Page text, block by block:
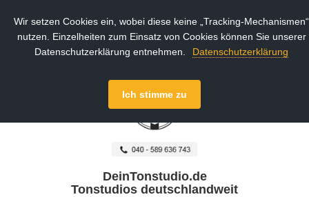
Wir setzen Cookies ein, wobei diese keine „Tracking-Mechanismen“
nutzen. Einzelheiten zum Einsatz von Cookies können Sie unserer
Datenschutzerklärung entnehmen.
Datenschutzerklärung
Ich stimme zu
DeinTonstudio.de
Tonstudios deutschlandweit